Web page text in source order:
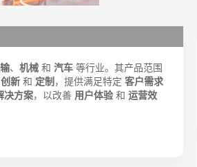
、 机械 和 汽车 等行业。其产品范围
创新 和 定制，提供满足特定 客户需求
决方案，以改善 用户体验 和 运营效